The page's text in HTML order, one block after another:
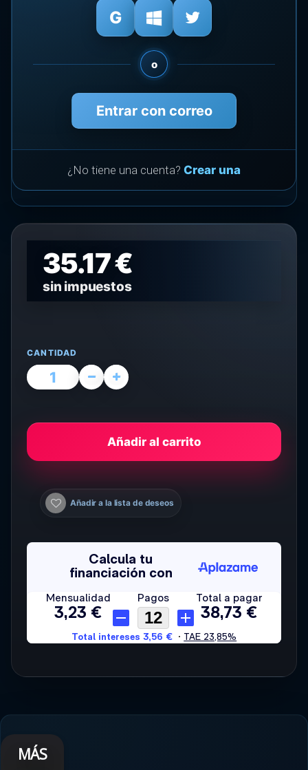
o
Entrar con correo
¿No tiene una cuenta? Crear una
35.17 €
sin impuestos
CANTIDAD
Añadir al carrito
Añadir a la lista de deseos
MÁS